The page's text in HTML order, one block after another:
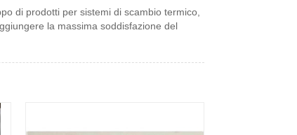
di prodotti per sistemi di scambio termico,
la massima soddisfazione del